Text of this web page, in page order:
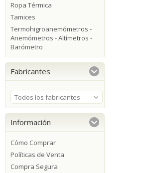
Ropa Térmica
Tamices
Termohigroanemómetros -
Anemómetros - Altímetros -
Barómetro
Fabricantes
Todos los fabricantes
Información
Cómo Comprar
Políticas de Venta
Compra Segura